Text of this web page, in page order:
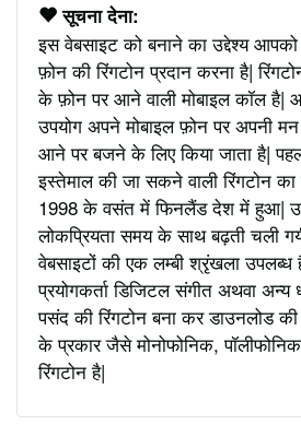
सूचना देना:
इस वेबसाइट को बनाने का उद्देश्य आपको
फ़ोन की रिंगटोन प्रदान करना है|
के फ़ोन पर आने वाली मोबाइल कॉल
उपयोग अपने मोबाइल फ़ोन पर अपनी
आने पर बजने के लिए किया जाता है|
इस्तेमाल की जा सकने वाली रिंगटोन का
1998 के वसंत में फिनलैंड देश में हुआ|
लोकप्रियता समय के साथ बढ़ती चली
वेबसाइटों की एक लम्बी श्रृंखला उपलब्ध
प्रयोगकर्ता डिजिटल संगीत अथवा
पसंद की रिंगटोन बना कर डाउनलोड
के प्रकार जैसे मोनोफोनिक,
रिंगटोन है|